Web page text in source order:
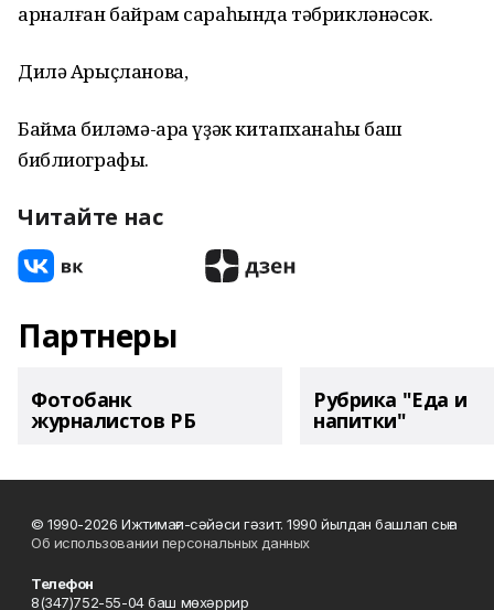
арналған байрам сараһында тәбрикләнәсәк.
Дилә Арыҫланова,
Баймаҡ биләмә-ара үҙәк китапханаһы баш
библиографы.
Читайте нас
Партнеры
Фотобанк
журналистов РБ
Рубрика "Еда и
напитки"
© 1990-2026 Ижтимағи-сәйәси гәзит. 1990 йылдан башлап сыға
Об использовании персональных данных
Телефон
8(347)752-55-04 баш мөхәррир